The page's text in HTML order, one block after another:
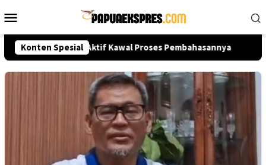
ke
Mobile
Konten Spesial
Publik Diminta Aktif Kawal Proses Pembahasannya